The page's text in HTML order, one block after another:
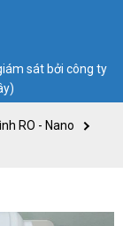
sát bởi công ty
RO - Nano